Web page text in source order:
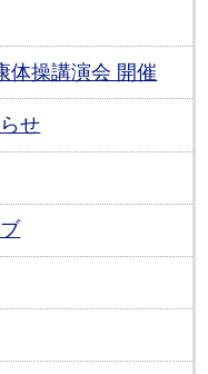
体操講演会 開催
せ